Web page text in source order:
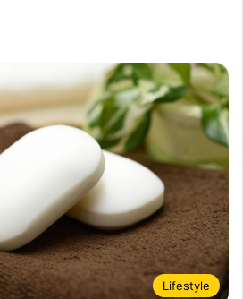
Lifestyle